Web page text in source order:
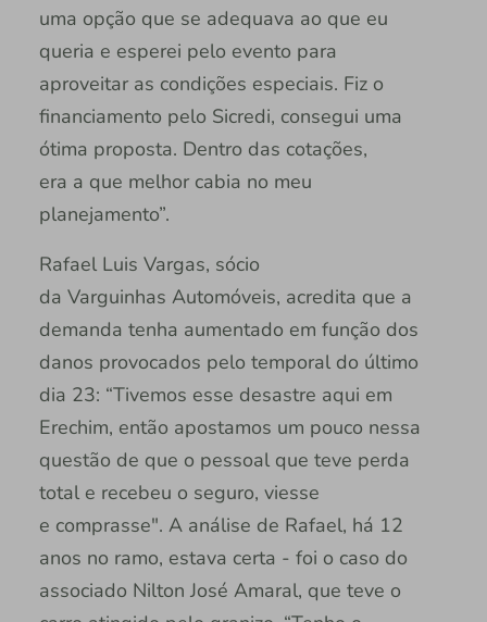
uma opção que se adequava ao que eu
queria e esperei pelo evento para
aproveitar as condições especiais. Fiz o
financiamento pelo Sicredi, consegui uma
ótima proposta. Dentro das cotações,
era a que melhor cabia no meu
planejamento”.
Rafael Luis Vargas, sócio
da Varguinhas Automóveis, acredita que a
demanda tenha aumentado em função dos
danos provocados pelo temporal do último
dia 23: “Tivemos esse desastre aqui em
Erechim, então apostamos um pouco nessa
questão de que o pessoal que teve perda
total e recebeu o seguro, viesse
e comprasse". A análise de Rafael, há 12
anos no ramo, estava certa - foi o caso do
associado Nilton José Amaral, que teve o